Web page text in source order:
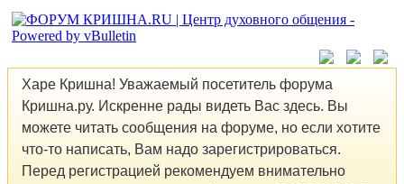
Харе Кришна! Уважаемый посетитель форума
Кришна.ру. Искренне рады видеть Вас здесь. Вы
можете читать сообщения на форуме, но если хотите
что-то написать, Вам надо зарегистрироваться.
Перед регистрацией рекомендуем внимательно